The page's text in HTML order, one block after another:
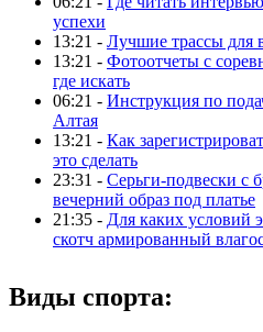
успехи
13:21 - Лучшие трассы для
13:21 - Фотоотчеты с
где искать
06:21 - Инструкция по
Алтая
13:21 - Как
это сделать
23:31 - Серьги-подвески с
вечерний образ под платье
21:35 - Для каких условий
скотч армированный
Виды спорта: